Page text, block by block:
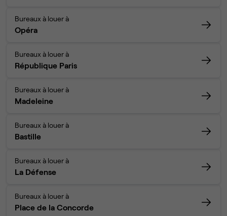
Bureaux à louer à
Opéra
Bureaux à louer à
République Paris
Bureaux à louer à
Madeleine
Bureaux à louer à
Bastille
Bureaux à louer à
La Défense
Bureaux à louer à
Place de la Concorde